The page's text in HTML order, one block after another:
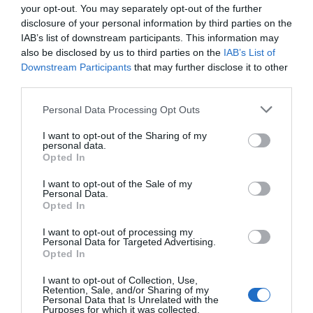
your opt-out. You may separately opt-out of the further
disclosure of your personal information by third parties on the
IAB’s list of downstream participants. This information may
also be disclosed by us to third parties on the IAB’s List of
Downstream Participants that may further disclose it to other
Personal Data Processing Opt Outs
I want to opt-out of the Sharing of my
personal data.
Opted In
I want to opt-out of the Sale of my
Personal Data.
Opted In
I want to opt-out of processing my
Personal Data for Targeted Advertising.
Opted In
I want to opt-out of Collection, Use,
Retention, Sale, and/or Sharing of my
Personal Data that Is Unrelated with the
Purposes for which it was collected.
venta, con unasubida interanual de un 70,1% tras un
2020 marcado por la pandemia y el cierre temporal
de establecimientos. El crecimiento medio anual del
ecommerce desde 2020 ha sido del 50%, por el 3% que
han experimentado las ventas en tienda física.
De cara al ejercicio de 2022 Lululemon ha alertado
Entre ellos ha destacado el impacto que la crisis
sanitaria de la Covid-19 sigue teniendo en muchos
mercados y que genera una gran incertidumbre en el
que la crisis logística de suministros está golpeando
duramente al sector del retail.
hecho hincapié en que la rentabilidad de la marca
podría verse afectada durante el ejercicio de 2022
por el alza de los precios y el incremento en el coste
inflación.